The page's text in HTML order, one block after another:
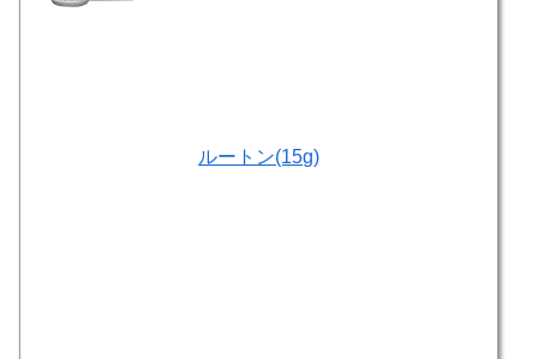
ルートン(15g)